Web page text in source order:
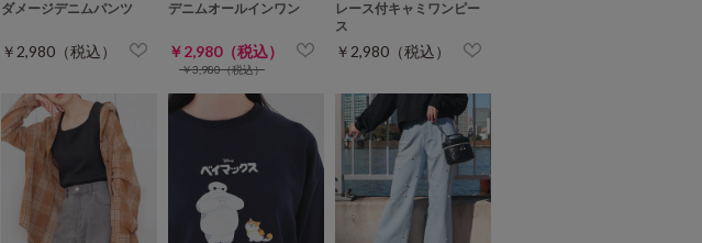
ダメージデニムパンツ
￥2,980（税込）
デニムオールインワン
￥2,980（税込）
￥3,980（税込）
レース付キャミワンピー
ス
￥2,980（税込）